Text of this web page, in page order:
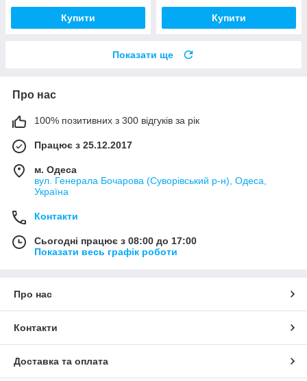
Купити Купити
Показати ще
Про нас
100% позитивних з 300 відгуків за рік
Працює з 25.12.2017
м. Одеса
вул. Генерала Бочарова (Суворівський р-н), Одеса,
Україна
Контакти
Сьогодні працює з 08:00 до 17:00
Показати весь графік роботи
Про нас
Контакти
Доставка та оплата